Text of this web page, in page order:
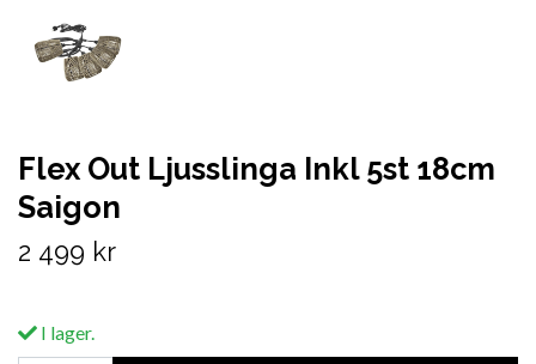
Flex Out Ljusslinga Inkl 5st 18cm
Saigon
2 499 kr
I lager.